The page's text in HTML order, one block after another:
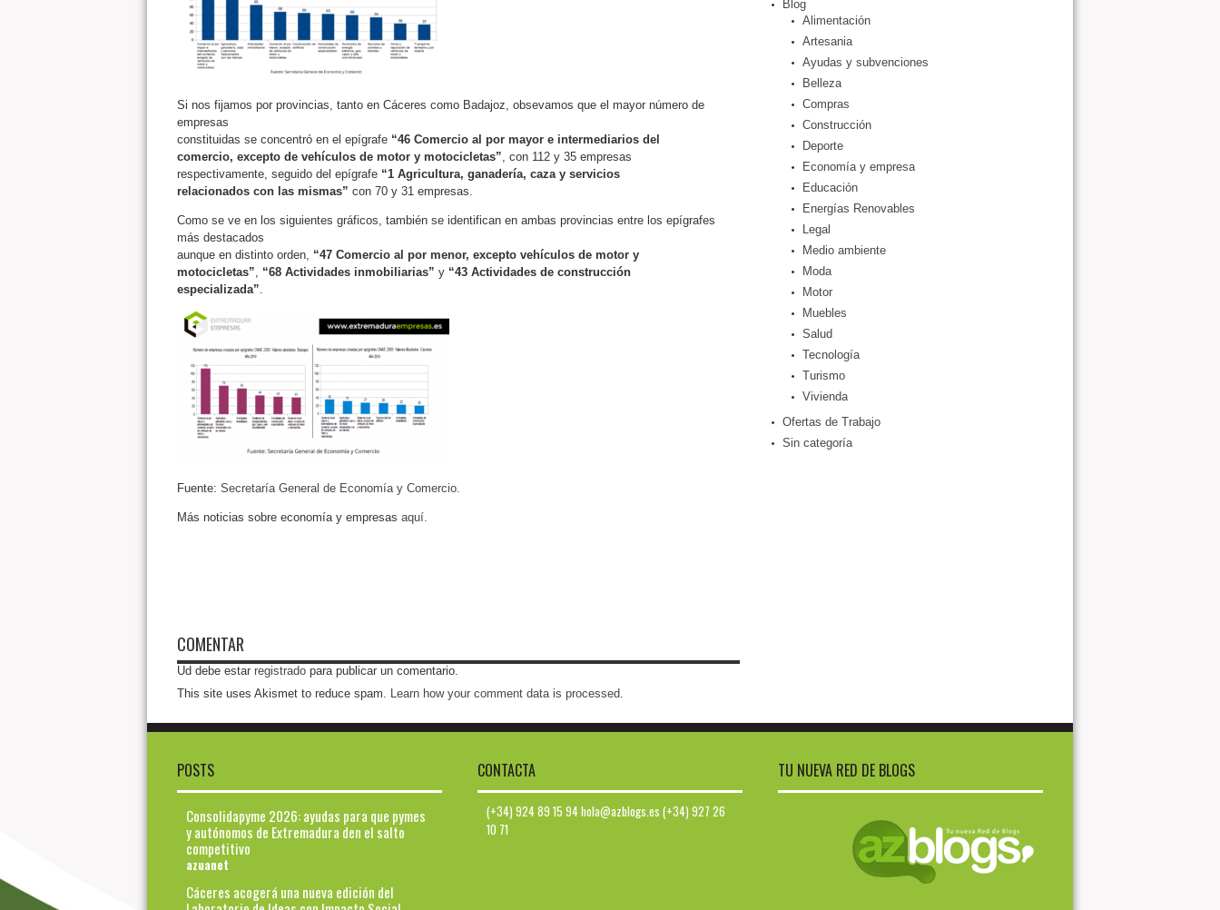
Si nos fijamos por provincias, tanto en Cáceres como Badajoz, obsevamos que el mayor número de
empresas
constituidas se concentró en el epígrafe “46 Comercio al por mayor e intermediarios del
comercio, excepto de vehículos de motor y motocicletas”, con 112 y 35 empresas
respectivamente, seguido del epígrafe “1 Agricultura, ganadería, caza y servicios
relacionados con las mismas” con 70 y 31 empresas.
Como se ve en los siguientes gráficos, también se identifican en ambas provincias entre los epígrafes
más destacados
aunque en distinto orden, “47 Comercio al por menor, excepto vehículos de motor y
motocicletas”, “68 Actividades inmobiliarias” y “43 Actividades de construcción
especializada”.
Fuente: Secretaría General de Economía y Comercio.
Más noticias sobre economía y empresas aquí.
COMENTAR
Ud debe estar registradopara publicar un comentario.
This site uses Akismet to reduce spam. Learn how your comment data is processed.
Blog
Alimentación
Artesania
Ayudas y subvenciones
Belleza
Compras
Construcción
Deporte
Economía y empresa
Educación
Energías Renovables
Legal
Medio ambiente
Moda
Motor
Muebles
Salud
Tecnología
Turismo
Vivienda
Ofertas de Trabajo
Sin categoría
POSTS
Consolidapyme 2026: ayudas para que pymes
y autónomos de Extremadura den el salto
competitivo
azuanet
Cáceres acogerá una nueva edición del
CONTACTA
(+34) 924 89 15 94 hola@azblogs.es (+34) 927 26
10 71
TU NUEVA RED DE BLOGS